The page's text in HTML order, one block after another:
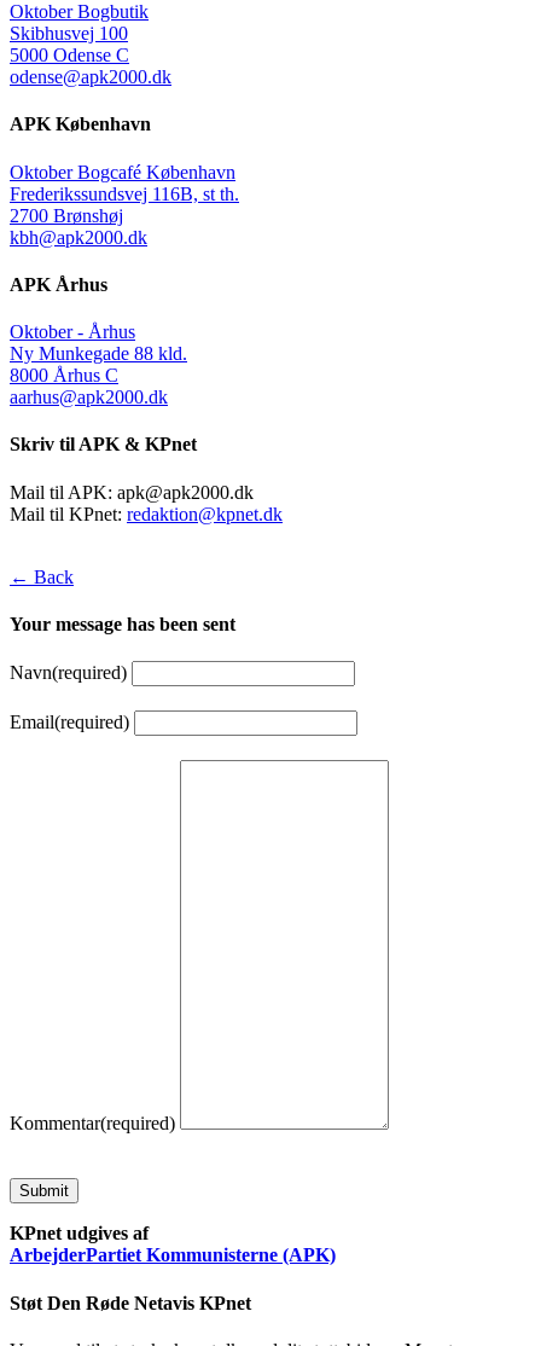
Oktober Bogbutik
Skibhusvej 100
5000 Odense C
odense@apk2000.dk
APK København
Oktober Bogcafé København
Frederikssundsvej 116B, st th.
2700 Brønshøj
kbh@apk2000.dk
APK Århus
Oktober - Århus
Ny Munkegade 88 kld.
8000 Århus C
aarhus@apk2000.dk
Skriv til APK & KPnet
Mail til APK: apk@apk2000.dk
Mail til KPnet: redaktion@kpnet.dk
← Back
Your message has been sent
Navn(required)
Email(required)
Kommentar(required)
Submit
KPnet udgives af
ArbejderPartiet Kommunisterne (APK)
Støt Den Røde Netavis KPnet